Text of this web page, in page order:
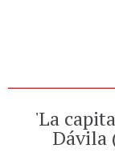
'La
Dávila